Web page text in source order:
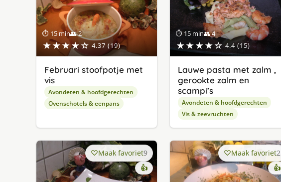
⏱ 15 min👥 2
★★★★☆ 4.37 (19)
Februari stoofpotje met
vis
Avondeten & hoofdgerechten
Ovenschotels & eenpans
⏱ 15 min👥 4
★★★★☆ 4.4 (15)
Lauwe pasta met zalm ,
gerookte zalm en
scampi’s
Avondeten & hoofdgerechten
Vis & zeevruchten
Maak favoriet9
👍
Maak favoriet2
👍